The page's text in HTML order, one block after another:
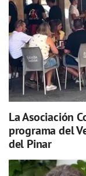
La Asociación
programa del
del Pinar